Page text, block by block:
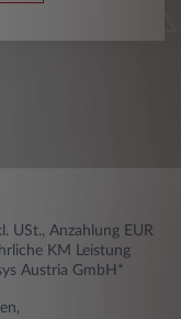
USt., Anzahlung EUR
KM Leistung
Austria GmbH*